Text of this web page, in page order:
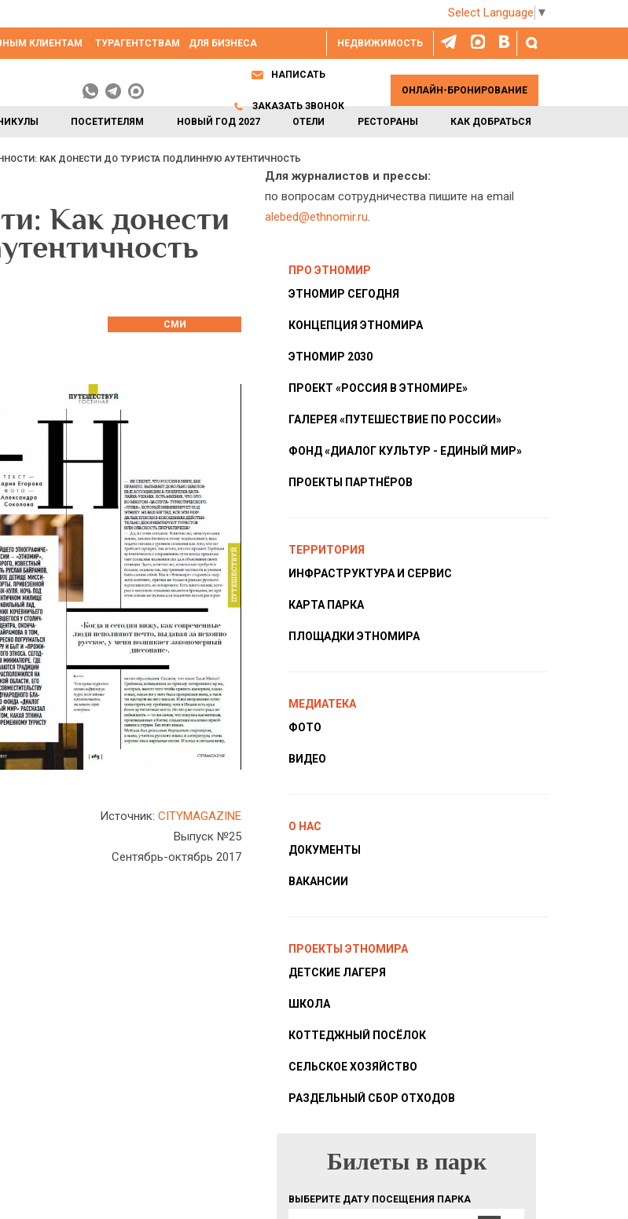
Select Language ▼
НЕДВИЖИМОСТЬ
КЛИЕНТАМ ТУРАГЕНТСТВАМ ДЛЯ БИЗНЕСА
ПОСЕТИТЕЛЯМ НОВЫЙ ГОД 2027 ОТЕЛИ РЕСТОРАНЫ КАК ДОБРАТЬСЯ
НАПИСАТЬ
ЗАКАЗАТЬ ЗВОНОК
ОНЛАЙН-БРОНИРОВАНИЕ
КАК ДОНЕСТИ ДО ТУРИСТА ПОДЛИННУЮ АУТЕНТИЧНОСТЬ
Как донести
СМИ
Источник: CITYMAGAZINE
Выпуск №25
Сентябрь-октябрь 2017
Для журналистов и прессы:
по вопросам сотрудничества пишите на email
alebed@ethnomir.ru.
ПРО ЭТНОМИР
ЭТНОМИР СЕГОДНЯ
КОНЦЕПЦИЯ ЭТНОМИРА
ЭТНОМИР 2030
ПРОЕКТ «РОССИЯ В ЭТНОМИРЕ»
ГАЛЕРЕЯ «ПУТЕШЕСТВИЕ ПО РОССИИ»
ФОНД «ДИАЛОГ КУЛЬТУР - ЕДИНЫЙ МИР»
ПРОЕКТЫ ПАРТНЁРОВ
ТЕРРИТОРИЯ
ИНФРАСТРУКТУРА И СЕРВИС
КАРТА ПАРКА
ПЛОЩАДКИ ЭТНОМИРА
МЕДИАТЕКА
ФОТО
ВИДЕО
О НАС
ДОКУМЕНТЫ
ВАКАНСИИ
ПРОЕКТЫ ЭТНОМИРА
ДЕТСКИЕ ЛАГЕРЯ
ШКОЛА
КОТТЕДЖНЫЙ ПОСЁЛОК
СЕЛЬСКОЕ ХОЗЯЙСТВО
РАЗДЕЛЬНЫЙ СБОР ОТХОДОВ
БИЛЕТЫ В ПАРК
Билеты в парк
ВЫБЕРИТЕ ДАТУ ПОСЕЩЕНИЯ ПАРКА